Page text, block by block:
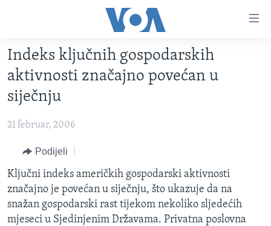
glavni
sadržaj
Pređi
na
glavnu
pretragu
VIDEO
FOTOGRAFIJE DANA
VIJESTI
SJEDINJENE AMERIČKE DRŽAVE
BOSNA I HERCEGOVINA
SVIJET
NAUKA I TEHNOLOGIJA
SPECIJALNI PROJEKTI
KORUPCIJA
SLOBODA MEDIJA
Indeks ključnih gospodarskih
aktivnosti značajno povećan u
siječnju
21 februar, 2006
Podijeli
Ključni indeks američkih gospodarski aktivnosti
značajno je povećan u siječnju, što ukazuje da na
snažan gospodarski rast tijekom nekoliko sljedećih
mjeseci u Sjedinjenim Državama. Privatna poslovna